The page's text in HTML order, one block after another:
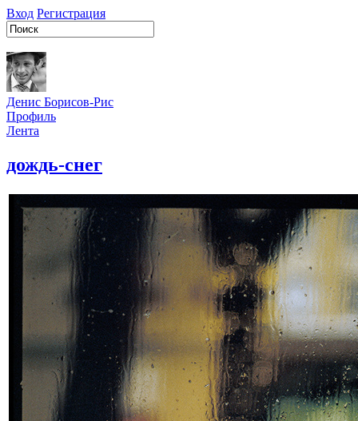
Вход Регистрация
Денис Борисов-Рис
Профиль
Лента
дождь-снег